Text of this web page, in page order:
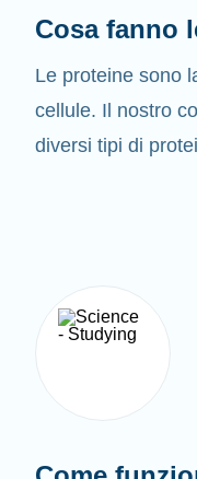
Cosa fanno
Le proteine sono
cellule. Il nostro
diversi tipi di